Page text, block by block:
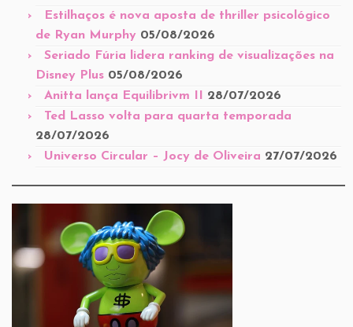
Estilhaços é nova aposta de thriller psicológico
de Ryan Murphy 05/08/2026
Seriado Fúria lidera ranking de visualizações na
Disney Plus 05/08/2026
Anitta lança Equilibrivm II
28/07/2026
Ted Lasso volta para quarta temporada
28/07/2026
Universo Circular – Jocy de Oliveira 27/07/2026